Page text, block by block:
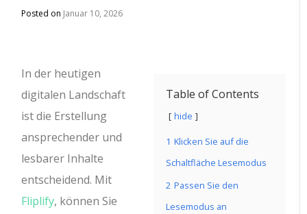
Posted on Januar 10, 2026
Table of Contents
hide
1 Klicken Sie auf die
Schaltfläche Lesemodus
2 Passen Sie den
Lesemodus an
In der heutigen
digitalen Landschaft
ist die Erstellung
ansprechender und
lesbarer Inhalte
entscheidend. Mit
Fliplify, können Sie